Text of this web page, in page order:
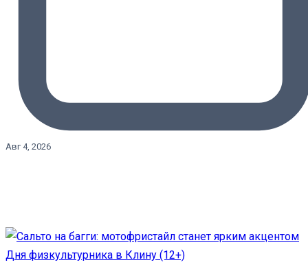
Авг 4, 2026